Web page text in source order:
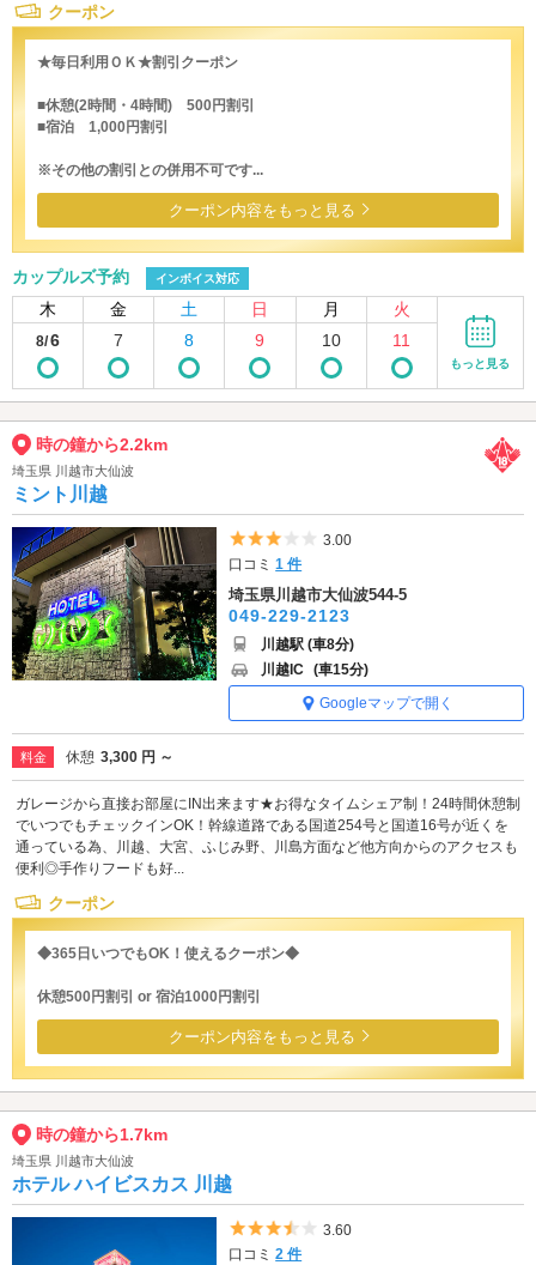
クーポン
★毎日利用ＯＫ★割引クーポン
■休憩(2時間・4時間) 500円割引
■宿泊 1,000円割引
※その他の割引との併用不可です...
クーポン内容をもっと見る
カップルズ予約 インボイス対応
木 金 土 日 月 火
8/6 7 8 9 10 11
もっと見る
時の鐘から2.2km
埼玉県 川越市大仙波
ミント川越
5つ星のうち3
3.00
口コミ1 件
埼玉県川越市大仙波544-5
049-229-2123
川越駅 (車8分)
川越IC (車15分)
Googleマップで開く
料金 休憩 3,300 円 ～
ガレージから直接お部屋にIN出来ます★お得なタイムシェア制！24時間休憩制
でいつでもチェックインOK！幹線道路である国道254号と国道16号が近くを
通っている為、川越、大宮、ふじみ野、川島方面など他方向からのアクセスも
便利◎手作りフードも好...
クーポン
◆365日いつでもOK！使えるクーポン◆
休憩500円割引 or 宿泊1000円割引
クーポン内容をもっと見る
時の鐘から1.7km
埼玉県 川越市大仙波
ホテル ハイビスカス 川越
5つ星のうち3.5
3.60
口コミ2 件